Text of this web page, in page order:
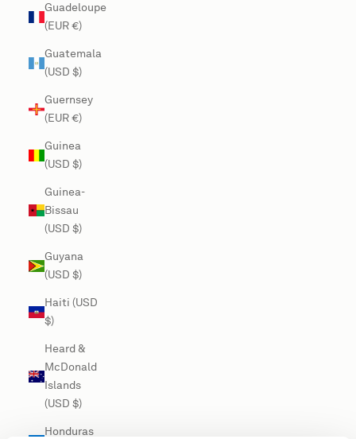
Guadeloupe
(EUR €)
Guatemala
(USD $)
Guernsey
(EUR €)
Guinea
(USD $)
Guinea-
Bissau
(USD $)
Guyana
(USD $)
Haiti (USD
$)
Heard &
McDonald
Islands
(USD $)
Honduras